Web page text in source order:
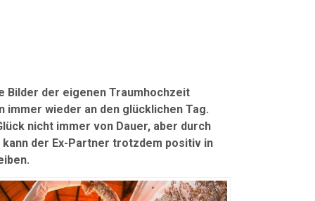
Bilder der eigenen Traumhochzeit
immer wieder an den glücklichen Tag.
nicht immer von Dauer, aber durch
der Ex-Partner trotzdem positiv in